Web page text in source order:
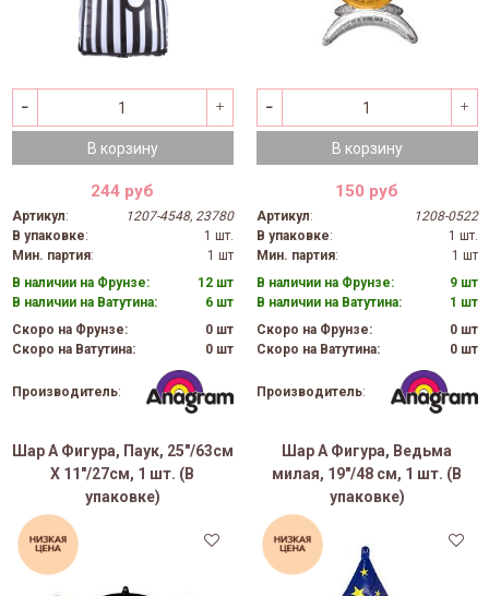
В корзину
244 руб
Артикул:
1207-4548, 23780
В упаковке:
1 шт.
Мин. партия:
1 шт
В наличии на Фрунзе:
12 шт
В наличии на Ватутина:
6 шт
Скоро на Фрунзе:
0 шт
Скоро на Ватутина:
0 шт
Производитель:
В корзину
150 руб
Артикул:
1208-0522
В упаковке:
1 шт.
Мин. партия:
1 шт
В наличии на Фрунзе:
9 шт
В наличии на Ватутина:
1 шт
Скоро на Фрунзе:
0 шт
Скоро на Ватутина:
0 шт
Производитель:
Шар А Фигура, Паук, 25"/63см
X 11"/27см, 1 шт. (В
упаковке)
Шар А Фигура, Ведьма
милая, 19"/48 см, 1 шт. (В
упаковке)